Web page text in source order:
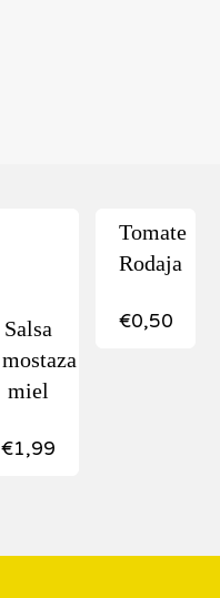
Salsa
mostaza
miel
€1,99
Tomate
Rodaja
€0,50